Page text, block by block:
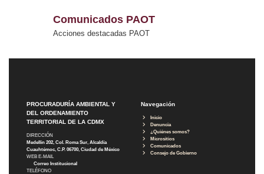
Comunicados PAOT
Acciones destacadas PAOT
PROCURADURÍA AMBIENTAL Y
DEL ORDENAMIENTO
TERRITORIAL DE LA CDMX
DIRECCIÓN
Medellín 202, Col. Roma Sur, Alcaldía
Cuauhtémoc, C.P. 06700, Ciudad de México
WEB E-MAIL
Correo Institucional
TELÉFONO
Navegación
Inicio
Denuncia
¿Quiénes somos?
Micrositios
Comunicados
Consejo de Gobierno